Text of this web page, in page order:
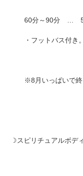
60分～90分 …
・フットバス付き。
※8月いっぱいで終
☽スピリチュアルボデ